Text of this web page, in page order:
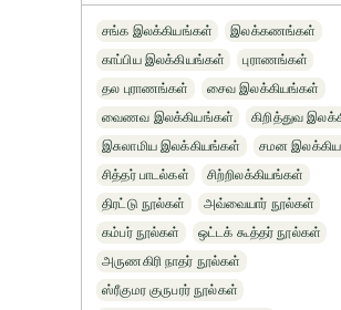
சங்க இலக்கியங்கள்
இலக்கணங்கள்
காப்பிய இலக்கியங்கள்
புராணங்கள்
தல புராணங்கள்
சைவ இலக்கியங்கள்
வைணவ இலக்கியங்கள்
கிறித்துவ
இசுலாமிய இலக்கியங்கள்
சமன
சித்தர் பாடல்கள்
சிற்றிலக்கியங்கள்
திரட்டு நூல்கள்
அவ்வையார் நூல்கள்
கம்பர் நூல்கள்
ஒட்டக் கூத்தர் நூல்கள்
அருணகிரி நாதர் நூல்கள்
ஸ்ரீகுமர குருபரர் நூல்கள்